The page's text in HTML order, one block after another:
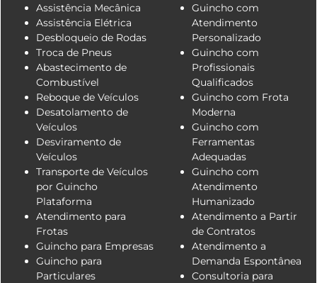
Assistência Mecânica
Assistência Elétrica
Desbloqueio de Rodas
Troca de Pneus
Abastecimento de
Combustível
Reboque de Veículos
Desatolamento de
Veículos
Desviramento de
Veículos
Transporte de Veículos
por Guincho
Plataforma
Atendimento para
Frotas
Guincho para Empresas
Guincho para
Particulares
Guincho com
Atendimento
Personalizado
Guincho com
Profissionais
Qualificados
Guincho com Frota
Moderna
Guincho com
Ferramentas
Adequadas
Guincho com
Atendimento
Humanizado
Atendimento a Partir
de Contratos
Atendimento a
Demanda Espontânea
Consultoria para